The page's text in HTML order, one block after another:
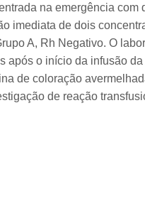
na emergência com
imediata de dois
A, Rh Negativo. O
após o início da infusão da
de coloração
de reação